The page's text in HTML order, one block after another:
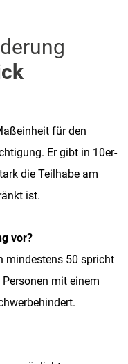
für den
Er gibt in 10er-
die Teilhabe am
ist.
vor?
mindestens 50 spricht
mit einem